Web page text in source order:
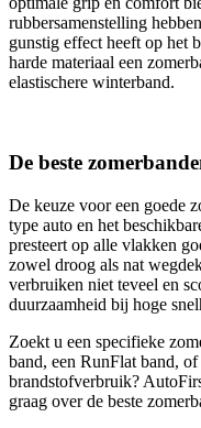
rubbersamenstelling
gunstig effect heeft op het
harde materiaal een
elastischere winterband.
De beste
De keuze voor een goede
type auto en het
presteert op alle vlakken
zowel droog als nat
verbruiken niet teveel en
duurzaamheid bij hoge
Zoekt u een specifieke
band, een RunFlat band,
brandstofverbruik?
graag over de beste